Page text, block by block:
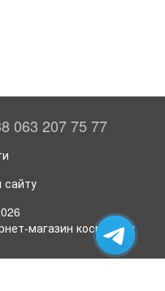
063 207 75 77
сайту
магазин косметики